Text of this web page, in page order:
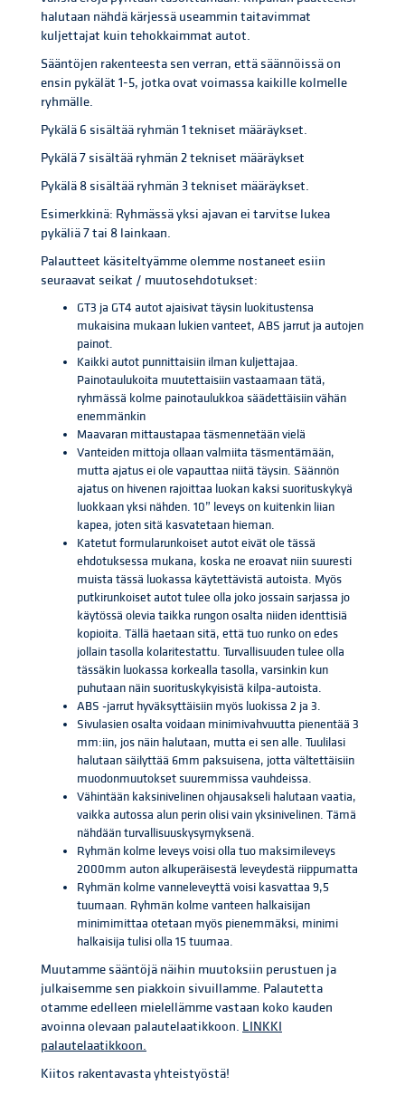
halutaan nähdä kärjessä useammin taitavimmat
kuljettajat kuin tehokkaimmat autot.
Sääntöjen rakenteesta sen verran, että säännöissä on
ensin pykälät 1-5, jotka ovat voimassa kaikille kolmelle
ryhmälle.
Pykälä 6 sisältää ryhmän 1 tekniset määräykset.
Pykälä 7 sisältää ryhmän 2 tekniset määräykset
Pykälä 8 sisältää ryhmän 3 tekniset määräykset.
Esimerkkinä: Ryhmässä yksi ajavan ei tarvitse lukea
pykäliä 7 tai 8 lainkaan.
Palautteet käsiteltyämme olemme nostaneet esiin
seuraavat seikat / muutosehdotukset:
GT3 ja GT4 autot ajaisivat täysin luokitustensa
mukaisina mukaan lukien vanteet, ABS jarrut ja autojen
painot.
Kaikki autot punnittaisiin ilman kuljettajaa.
Painotaulukoita muutettaisiin vastaamaan tätä,
ryhmässä kolme painotaulukkoa säädettäisiin vähän
enemmänkin
Maavaran mittaustapaa täsmennetään vielä
Vanteiden mittoja ollaan valmiita täsmentämään,
mutta ajatus ei ole vapauttaa niitä täysin. Säännön
ajatus on hivenen rajoittaa luokan kaksi suorituskykyä
luokkaan yksi nähden. 10” leveys on kuitenkin liian
kapea, joten sitä kasvatetaan hieman.
Katetut formularunkoiset autot eivät ole tässä
ehdotuksessa mukana, koska ne eroavat niin suuresti
muista tässä luokassa käytettävistä autoista. Myös
putkirunkoiset autot tulee olla joko jossain sarjassa jo
käytössä olevia taikka rungon osalta niiden identtisiä
kopioita. Tällä haetaan sitä, että tuo runko on edes
jollain tasolla kolaritestattu. Turvallisuuden tulee olla
tässäkin luokassa korkealla tasolla, varsinkin kun
puhutaan näin suorituskykyisistä kilpa-autoista.
ABS -jarrut hyväksyttäisiin myös luokissa 2 ja 3.
Sivulasien osalta voidaan minimivahvuutta pienentää 3
mm:iin, jos näin halutaan, mutta ei sen alle. Tuulilasi
halutaan säilyttää 6mm paksuisena, jotta vältettäisiin
muodonmuutokset suuremmissa vauhdeissa.
Vähintään kaksinivelinen ohjausakseli halutaan vaatia,
vaikka autossa alun perin olisi vain yksinivelinen. Tämä
nähdään turvallisuuskysymyksenä.
Ryhmän kolme leveys voisi olla tuo maksimileveys
2000mm auton alkuperäisestä leveydestä riippumatta
Ryhmän kolme vanneleveyttä voisi kasvattaa 9,5
tuumaan. Ryhmän kolme vanteen halkaisijan
minimimittaa otetaan myös pienemmäksi, minimi
halkaisija tulisi olla 15 tuumaa.
Muutamme sääntöjä näihin muutoksiin perustuen ja
julkaisemme sen piakkoin sivuillamme. Palautetta
otamme edelleen mielellämme vastaan koko kauden
avoinna olevaan palautelaatikkoon. LINKKI
palautelaatikkoon.
Kiitos rakentavasta yhteistyöstä!